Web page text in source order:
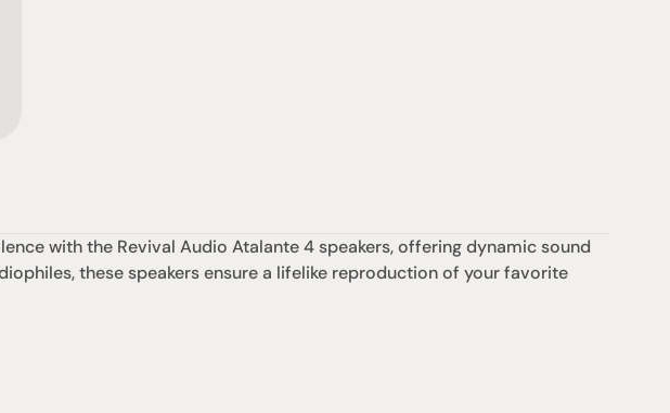
with the Revival Audio Atalante 4 speakers, offering dynamic sound
these speakers ensure a lifelike reproduction of your favorite